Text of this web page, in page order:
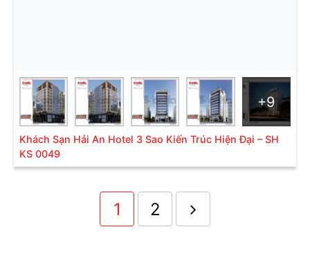
+9
Khách Sạn Hải An Hotel 3 Sao Kiến Trúc Hiện Đại – SH
KS 0049
1 2